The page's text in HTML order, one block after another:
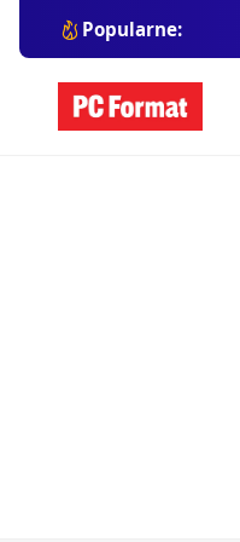
Popularne: